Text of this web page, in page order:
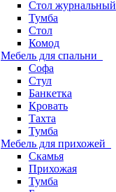
Стол журнальный
Тумба
Стол
Комод
Мебель для спальни
Софа
Стул
Банкетка
Кровать
Тахта
Тумба
Мебель для прихожей
Скамья
Прихожая
Тумба